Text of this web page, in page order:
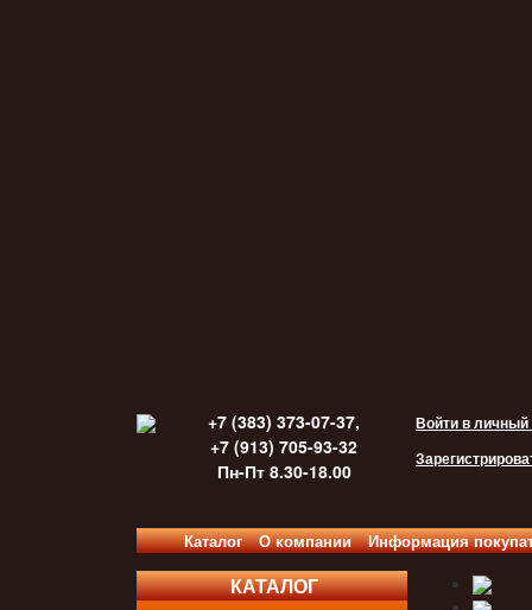
+7 (383) 373-07-37,
+7 (913) 705-93-32
Пн-Пт 8.30-18.00
Войти в личный
Каталог О компании Информация
КАТАЛОГ